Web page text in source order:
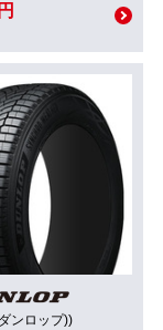
ンロップ))